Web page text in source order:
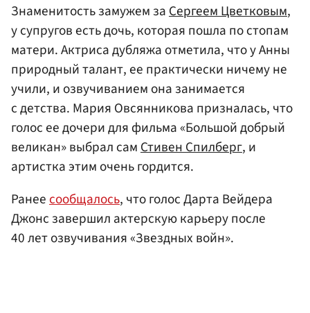
Знаменитость замужем заСергеем Цветковым,
у супругов есть дочь, которая пошла по стопам
матери. Актриса дубляжа отметила, что у Анны
природный талант, ее практически ничему не
учили, и озвучиванием она занимается
с детства. Мария Овсянникова призналась, что
голос ее дочери для фильма «Большой добрый
великан» выбрал самСтивен Спилберг, и
артистка этим очень гордится.
Ранеесообщалось, что голос Дарта Вейдера
Джонс завершил актерскую карьеру после
40 лет озвучивания «Звездных войн».